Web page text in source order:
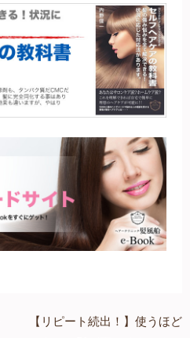
【リピート続出！】使うほど